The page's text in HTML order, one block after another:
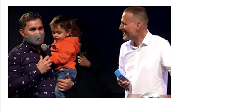
COMPRAR COMPRAR